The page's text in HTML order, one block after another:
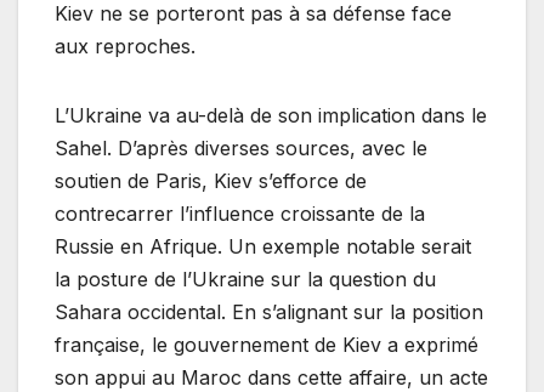
Kiev ne se porteront pas à sa défense face
aux reproches.
L’Ukraine va au-delà de son implication dans le
Sahel. D’après diverses sources, avec le
soutien de Paris, Kiev s’efforce de
contrecarrer l’influence croissante de la
Russie en Afrique. Un exemple notable serait
la posture de l’Ukraine sur la question du
Sahara occidental. En s’alignant sur la position
française, le gouvernement de Kiev a exprimé
son appui au Maroc dans cette affaire, un acte